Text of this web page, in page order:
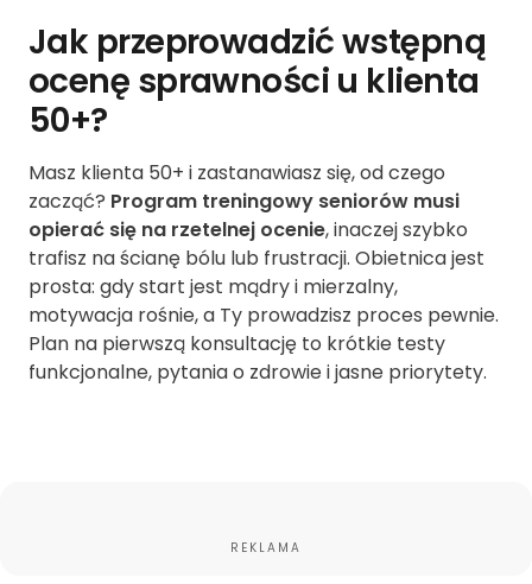
Jak przeprowadzić wstępną
ocenę sprawności u klienta
50+?
Masz klienta 50+ i zastanawiasz się, od czego
zacząć? Program treningowy seniorów musi
opierać się na rzetelnej ocenie, inaczej szybko
trafisz na ścianę bólu lub frustracji. Obietnica jest
prosta: gdy start jest mądry i mierzalny,
motywacja rośnie, a Ty prowadzisz proces pewnie.
Plan na pierwszą konsultację to krótkie testy
funkcjonalne, pytania o zdrowie i jasne priorytety.
REKLAMA